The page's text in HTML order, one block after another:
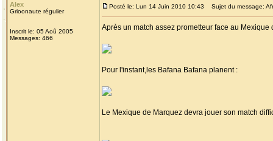
Alex
Grioonaute régulier
Inscrit le: 05 Aoû 2005
Messages: 466
Posté le: Lun 14 Juin 2010 10:43 Sujet du message:
Après un match assez prometteur face au
Pour l'instant,les Bafana Bafana planent :
Le Mexique de Marquez devra jouer son match